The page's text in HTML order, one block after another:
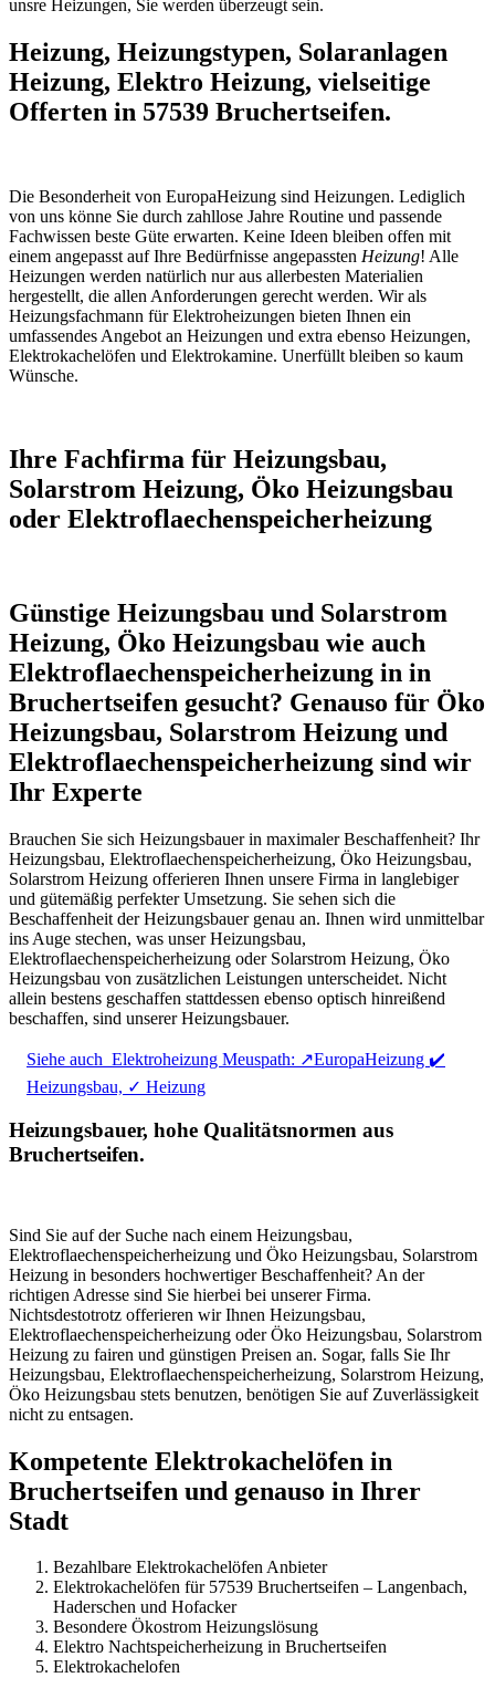
unsre Heizungen, Sie werden überzeugt sein.
Heizung, Heizungstypen, Solaranlagen
Heizung, Elektro Heizung, vielseitige
Offerten in 57539 Bruchertseifen.
Die Besonderheit von EuropaHeizung sind Heizungen. Lediglich
von uns könne Sie durch zahllose Jahre Routine und passende
Fachwissen beste Güte erwarten. Keine Ideen bleiben offen mit
einem angepasst auf Ihre Bedürfnisse angepassten Heizung! Alle
Heizungen werden natürlich nur aus allerbesten Materialien
hergestellt, die allen Anforderungen gerecht werden. Wir als
Heizungsfachmann für Elektroheizungen bieten Ihnen ein
umfassendes Angebot an Heizungen und extra ebenso Heizungen,
Elektrokachelöfen und Elektrokamine. Unerfüllt bleiben so kaum
Wünsche.
Ihre Fachfirma für Heizungsbau,
Solarstrom Heizung, Öko Heizungsbau
oder Elektroflaechenspeicherheizung
Günstige Heizungsbau und Solarstrom
Heizung, Öko Heizungsbau wie auch
Elektroflaechenspeicherheizung in in
Bruchertseifen gesucht? Genauso für Öko
Heizungsbau, Solarstrom Heizung und
Elektroflaechenspeicherheizung sind wir
Ihr Experte
Brauchen Sie sich Heizungsbauer in maximaler Beschaffenheit? Ihr
Heizungsbau, Elektroflaechenspeicherheizung, Öko Heizungsbau,
Solarstrom Heizung offerieren Ihnen unsere Firma in langlebiger
und gütemäßig perfekter Umsetzung. Sie sehen sich die
Beschaffenheit der Heizungsbauer genau an. Ihnen wird unmittelbar
ins Auge stechen, was unser Heizungsbau,
Elektroflaechenspeicherheizung oder Solarstrom Heizung, Öko
Heizungsbau von zusätzlichen Leistungen unterscheidet. Nicht
allein bestens geschaffen stattdessen ebenso optisch hinreißend
beschaffen, sind unserer Heizungsbauer.
Siehe auch Elektroheizung Meuspath: ↗️EuropaHeizung ✔️
Heizungsbau, ✓ Heizung
Heizungsbauer, hohe Qualitätsnormen aus
Bruchertseifen.
Sind Sie auf der Suche nach einem Heizungsbau,
Elektroflaechenspeicherheizung und Öko Heizungsbau, Solarstrom
Heizung in besonders hochwertiger Beschaffenheit? An der
richtigen Adresse sind Sie hierbei bei unserer Firma.
Nichtsdestotrotz offerieren wir Ihnen Heizungsbau,
Elektroflaechenspeicherheizung oder Öko Heizungsbau, Solarstrom
Heizung zu fairen und günstigen Preisen an. Sogar, falls Sie Ihr
Heizungsbau, Elektroflaechenspeicherheizung, Solarstrom Heizung,
Öko Heizungsbau stets benutzen, benötigen Sie auf Zuverlässigkeit
nicht zu entsagen.
Kompetente Elektrokachelöfen in
Bruchertseifen und genauso in Ihrer
Stadt
Bezahlbare Elektrokachelöfen Anbieter
Elektrokachelöfen für 57539 Bruchertseifen – Langenbach,
Haderschen und Hofacker
Besondere Ökostrom Heizungslösung
Elektro Nachtspeicherheizung in Bruchertseifen
Elektrokachelofen